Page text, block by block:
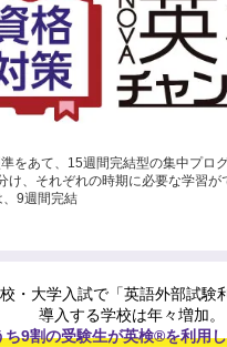
をあて、15週間完結型の集中プロ
け、それぞれの時期に必要な学習が
9週間完結
・大学入試で「英語外部試験
導入する学校は年々増加。
ち9割の受験生が英検®を利用